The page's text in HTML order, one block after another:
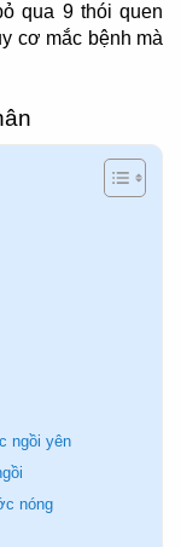
qua 9 thói quen
cơ mắc bệnh mà
ngồi yên
nóng